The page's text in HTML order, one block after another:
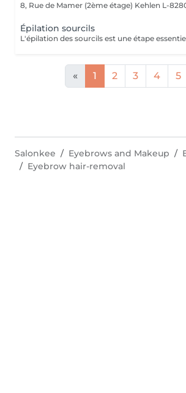
8, Rue de Mamer (2ème étage) Kehlen L-
Épilation sourcils
« 1 2 3 4 5
Salonkee Eyebrows and Makeup
Eyebrow hair-removal